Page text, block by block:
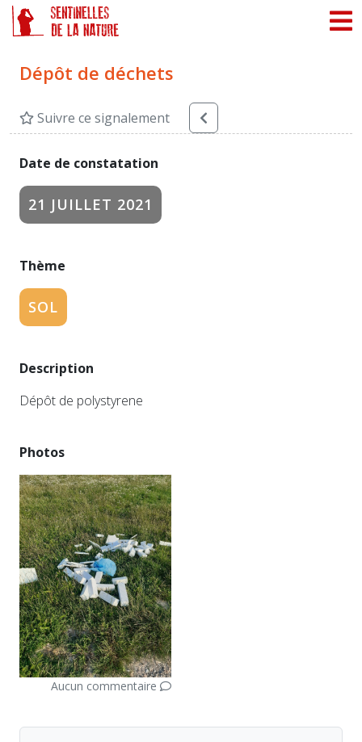
Dépôt de déchets
Suivre ce signalement
Date de constatation
21 JUILLET 2021
Thème
SOL
Description
Dépôt de polystyrene
Photos
Aucun commentaire
Panneau de gestion des cookies